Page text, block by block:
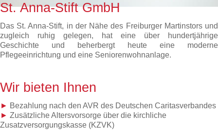
St. Anna-Stift GmbH
Das St. Anna-Stift, in der Nähe des Freiburger Martinstors und
zugleich ruhig gelegen, hat eine über hundertjährige
Geschichte und beherbergt heute eine moderne
Pflegeeinrichtung und eine Seniorenwohnanlage.
Wir bieten Ihnen
► Bezahlung nach den AVR des Deutschen Caritasverbandes
► Zusätzliche Altersvorsorge über die kirchliche
Zusatzversorgungskasse (KZVK)